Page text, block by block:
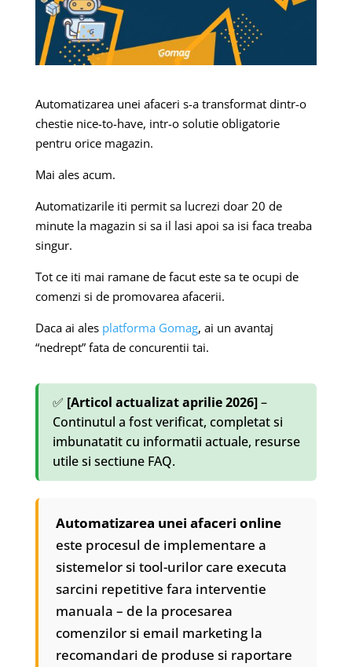
Automatizarea unei afaceri s-a transformat dintr-o
chestie nice-to-have, intr-o solutie obligatorie
pentru orice magazin.
Mai ales acum.
Automatizarile iti permit sa lucrezi doar 20 de
minute la magazin si sa il lasi apoi sa isi faca treaba
singur.
Tot ce iti mai ramane de facut este sa te ocupi de
comenzi si de promovarea afacerii.
Daca ai ales platforma Gomag, ai un avantaj
“nedrept” fata de concurentii tai.
✅ [Articol actualizat aprilie 2026]–
Continutul a fost verificat, completat si
imbunatatit cu informatii actuale, resurse
utile si sectiune FAQ.
Automatizarea unei afaceri online
este procesul de implementare a
sistemelor si tool-urilor care executa
sarcini repetitive fara interventie
manuala – de la procesarea
comenzilor si email marketing la
recomandari de produse si raportare